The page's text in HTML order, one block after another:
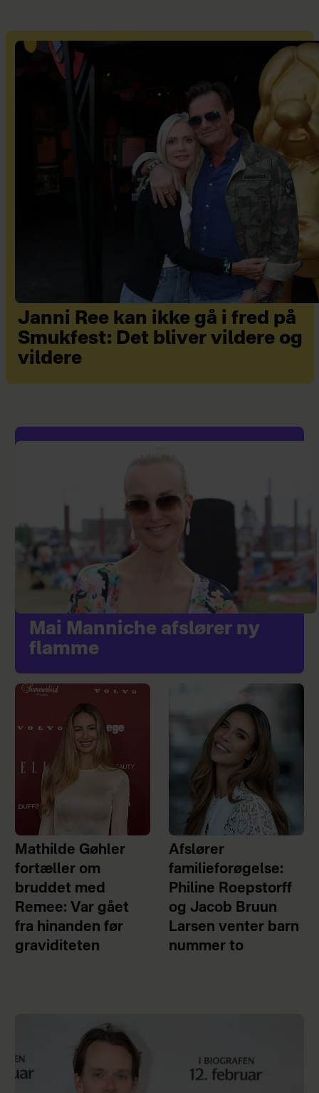
Janni Ree kan ikke gå i fred på
Smukfest: Det bliver vildere og
vildere
Mai Manniche afslører ny
flamme
Mathilde Gøhler
fortæller om
bruddet med
Remee: Var gået
fra hinanden før
graviditeten
Afslører
familieforøgelse:
Philine Roepstorff
og Jacob Bruun
Larsen venter barn
nummer to